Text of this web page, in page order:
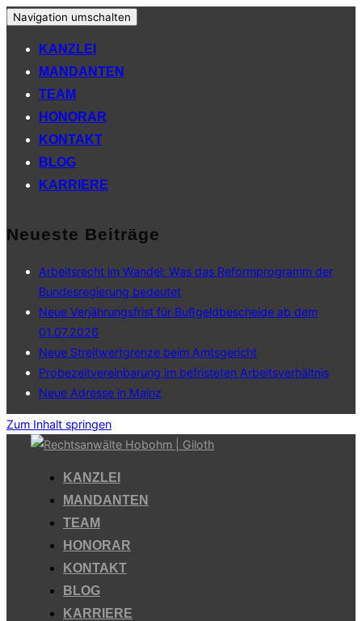
Navigation umschalten
KANZLEI
MANDANTEN
TEAM
HONORAR
KONTAKT
BLOG
KARRIERE
Neueste Beiträge
Arbeitsrecht im Wandel: Was das Reformprogramm der
Bundesregierung bedeutet
Neue Verjährungsfrist für Bußgeldbescheide ab dem
01.07.2026
Neue Streitwertgrenze beim Amtsgericht
Probezeitvereinbarung im befristeten Arbeitsverhältnis
Neue Adresse in Mainz
Zum Inhalt springen
KANZLEI
MANDANTEN
TEAM
HONORAR
KONTAKT
BLOG
KARRIERE